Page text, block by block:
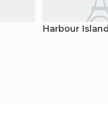
Harbour Island